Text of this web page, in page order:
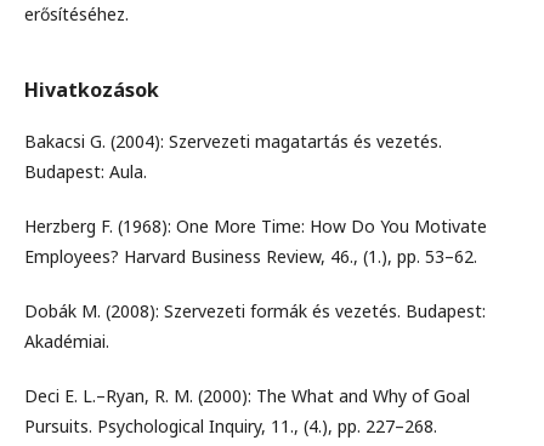
erősítéséhez.
Hivatkozások
Bakacsi G. (2004): Szervezeti magatartás és vezetés.
Budapest: Aula.
Herzberg F. (1968): One More Time: How Do You Motivate
Employees? Harvard Business Review, 46., (1.), pp. 53–62.
Dobák M. (2008): Szervezeti formák és vezetés. Budapest:
Akadémiai.
Deci E. L.–Ryan, R. M. (2000): The What and Why of Goal
Pursuits. Psychological Inquiry, 11., (4.), pp. 227–268.